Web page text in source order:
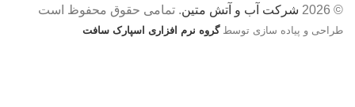
© 2026 شرکت آب و آتش متین. تمامی حقوق محفوظ است
طراحی و پیاده سازی توسطگروه نرم افزاری اسپارک سافت